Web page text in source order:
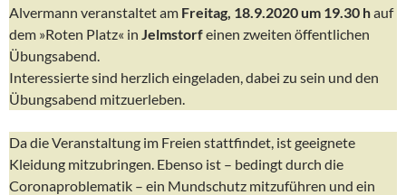
Alvermann veranstaltet am Freitag, 18.9.2020 um 19.30 hauf
dem »Roten Platz« in Jelmstorfeinen zweiten öffentlichen
Übungsabend.
Interessierte sind herzlich eingeladen, dabei zu sein und den
Übungsabend mitzuerleben.
Da die Veranstaltung im Freien stattfindet, ist geeignete
Kleidung mitzubringen. Ebenso ist – bedingt durch die
Coronaproblematik – ein Mundschutz mitzuführen und ein